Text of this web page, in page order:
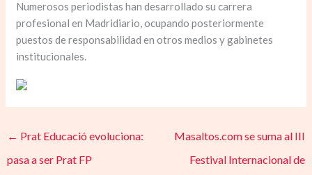
Numerosos periodistas han desarrollado su carrera
profesional en Madridiario, ocupando posteriormente
puestos de responsabilidad en otros medios y gabinetes
institucionales.
← Prat Educació evoluciona:
pasa a ser Prat FP
Masaltos.com se suma al III
Festival Internacional de